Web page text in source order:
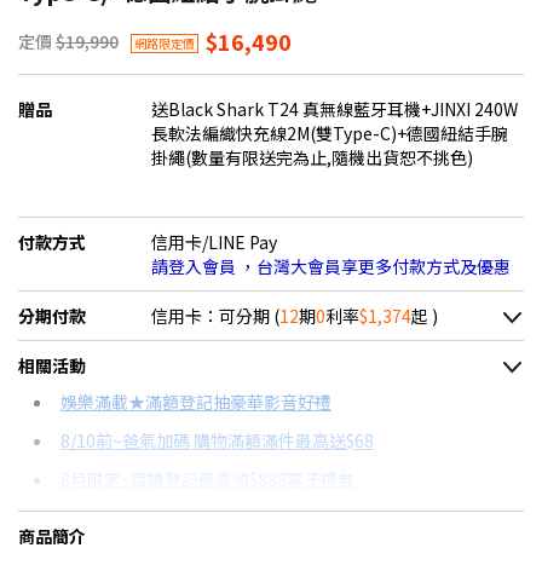
定價 $19,990 網路限定價 $16,490
贈品
送Black Shark T24 真無線藍牙耳機+JINXI 240W
長軟法編織快充線2M(雙Type-C)+德國紐結手腕
掛繩(數量有限送完為止,隨機出貨恕不挑色)
付款方式
信用卡/LINE Pay
請登入會員 ，台灣大會員享更多付款方式及優惠
分期付款 信用卡：可分期 (12期0利率$1,374起 )
＊實際可分期數、適用利率，請以購物車顯示為主
信用卡分期
分期數
6期 0利率
每期金額 配合銀行/業者
相關活動
娛樂滿載★滿額登記抽豪華影音好禮
8/10前~爸氣加碼 購物滿額滿件最高送$68
8月限定~首購登記最高領$888電子禮券
台灣大哥大Open Possible聯名卡滿額最高回饋25%
商品簡介